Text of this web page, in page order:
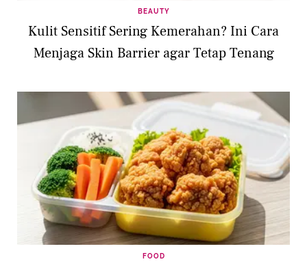
BEAUTY
Kulit Sensitif Sering Kemerahan? Ini Cara
Menjaga Skin Barrier agar Tetap Tenang
FOOD